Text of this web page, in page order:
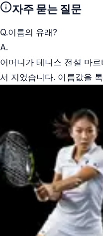
자주 묻는 질문
Q.이름의 유래?
A.
어머니가 테니스 전설 마
서 지었습니다. 이름값을